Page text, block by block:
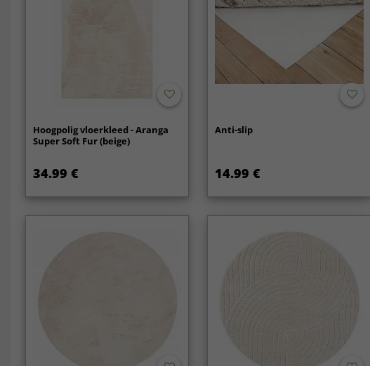
Hoogpolig vloerkleed - Aranga
Super Soft Fur (beige)
34.99 €
Anti-slip
14.99 €